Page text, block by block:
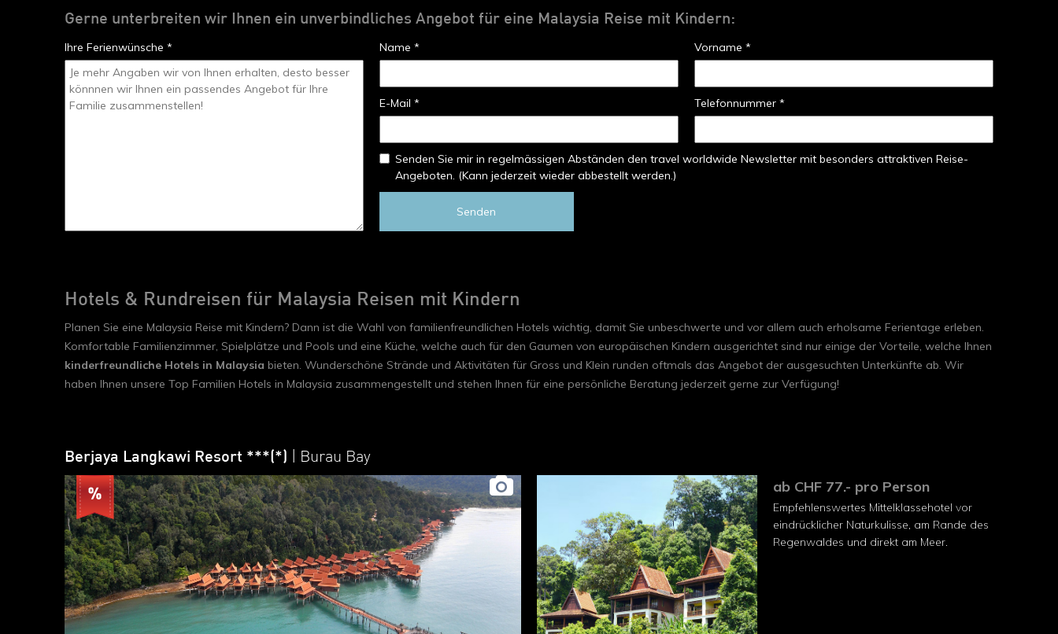
Gerne unterbreiten wir Ihnen ein unverbindliches Angebot für eine Malaysia Reise mit Kindern:
Ihre Ferienwünsche * Name * Vorname *
E-Mail * Telefonnummer *
Senden Sie mir in regelmässigen Abständen den travel worldwide Newsletter mit besonders attraktiven Reise-
Angeboten. (Kann jederzeit wieder abbestellt werden.)
Senden
Hotels & Rundreisen für Malaysia Reisen mit Kindern
Planen Sie eine Malaysia Reise mit Kindern? Dann ist die Wahl von familienfreundlichen Hotels wichtig, damit Sie unbeschwerte und vor allem auch erholsame Ferientage erleben.
Komfortable Familienzimmer, Spielplätze und Pools und eine Küche, welche auch für den Gaumen von europäischen Kindern ausgerichtet sind nur einige der Vorteile, welche Ihnen
kinderfreundliche Hotels in Malaysia bieten. Wunderschöne Strände und Aktivitäten für Gross und Klein runden oftmals das Angebot der ausgesuchten Unterkünfte ab. Wir
haben Ihnen unsere Top Familien Hotels in Malaysia zusammengestellt und stehen Ihnen für eine persönliche Beratung jederzeit gerne zur Verfügung!
Berjaya Langkawi Resort ***(*) | Burau Bay
ab CHF 77.- pro Person
Empfehlenswertes Mittelklasse­hotel vor
eindrücklicher Naturkulisse, am Rande des
Regenwaldes und direkt am Meer.